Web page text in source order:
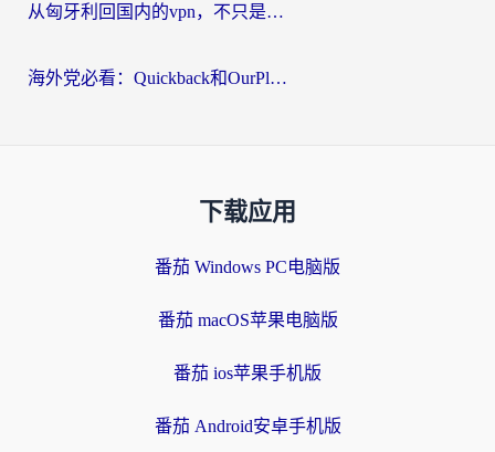
从匈牙利回国内的vpn，不只是为了刷剧那么简单
海外党必看：Quickback和OurPlay好用吗？3分钟选对回国加速器，无缝刷剧玩游戏
下载应用
番茄 Windows PC电脑版
番茄 macOS苹果电脑版
番茄 ios苹果手机版
番茄 Android安卓手机版